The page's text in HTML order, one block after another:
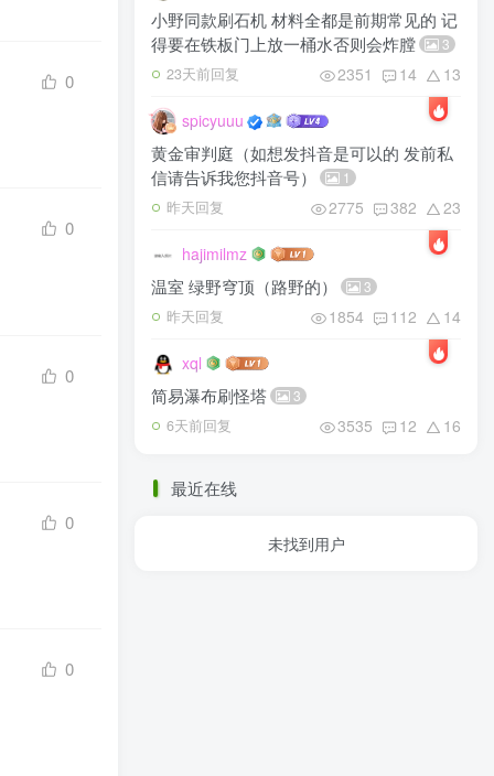
0
0
0
0
0
小野同款刷石机 材料全都是前期常见的 记
得要在铁板门上放一桶水否则会炸膛
3
23天前回复 2351 14 13
spicyuuu
黄金审判庭（如想发抖音是可以的 发前私
信请告诉我您抖音号）
1
昨天回复 2775 382 23
hajimilmz
温室 绿野穹顶（路野的） 3
昨天回复 1854 112 14
xql
简易瀑布刷怪塔 3
6天前回复 3535 12 16
最近在线
未找到用户